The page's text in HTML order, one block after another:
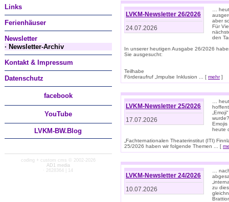
Links
Ferienhäuser
Newsletter
· Newsletter-Archiv
Kontakt & Impressum
Datenschutz
facebook
YouTube
LVKM-BW.Blog
coding + custom cms © 2002-2026
AD1 media
· 2628364 | 14
LVKM-Newsletter 26/2026
24.07.2026
…
aber
Für
den
In unserer heutigen Ausgabe 26/2026
Sie ausgesucht:
Teilhabe
Förderaufruf „Impulse Inklusion ... [ mehr]
LVKM-Newsletter 25/2026
17.07.2026
…
Emojis
heute
„Fachternationalen Theaterinstitut (ITI)
25/2026 haben wir folgende Themen ... [
LVKM-Newsletter 24/2026
10.07.2026
…
zu